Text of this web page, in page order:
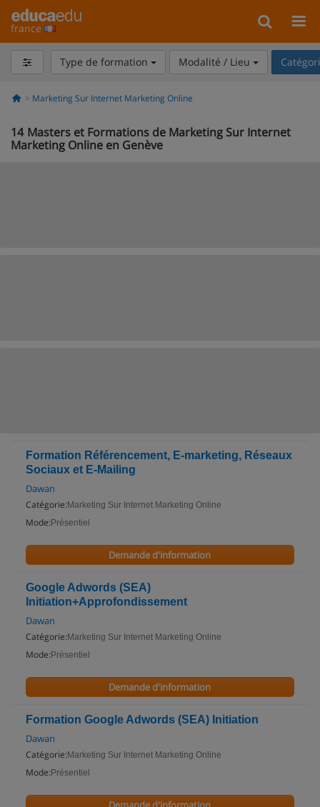
france
Type de formation Modalité / Lieu
Marketing Sur Internet Marketing Online
14 Masters et Formations de Marketing Sur Internet
Marketing Online en Genève
Formation Référencement, E-marketing, Réseaux
Sociaux et E-Mailing
Dawan
Catégorie: Marketing Sur Internet Marketing Online
Mode: Présentiel
Demande d'information
Google Adwords (SEA)
Initiation+Approfondissement
Dawan
Catégorie: Marketing Sur Internet Marketing Online
Mode: Présentiel
Demande d'information
Formation Google Adwords (SEA) Initiation
Dawan
Catégorie: Marketing Sur Internet Marketing Online
Mode: Présentiel